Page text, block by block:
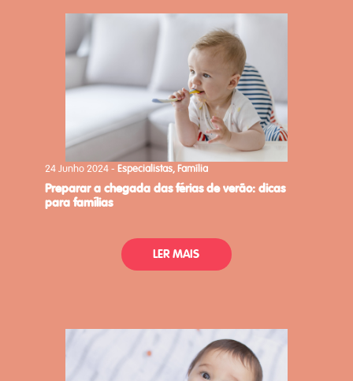
24 Junho 2024 -Especialistas, Família
preparar a chegada das férias de verão: dicas
para famílias
LER MAIS